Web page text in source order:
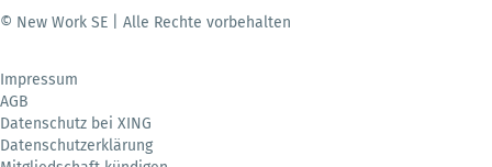
© New Work SE | Alle Rechte vorbehalten
Impressum
AGB
Datenschutz bei XING
Datenschutzerklärung